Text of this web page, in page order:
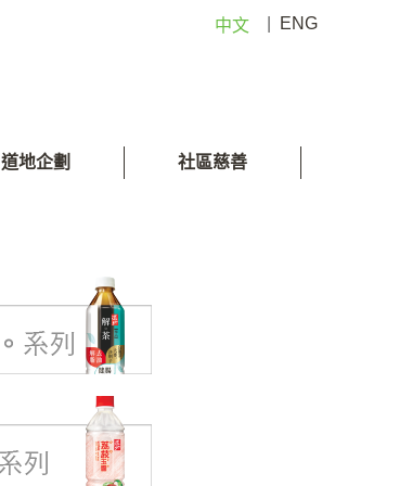
道地企劃 社區慈善
中文 ENG